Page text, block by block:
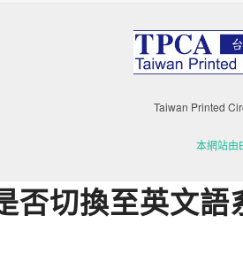
Taiwan Printed
本網站由
否切換至英文